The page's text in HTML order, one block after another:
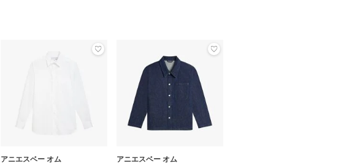
アニエスベー オム アニエスベー オム